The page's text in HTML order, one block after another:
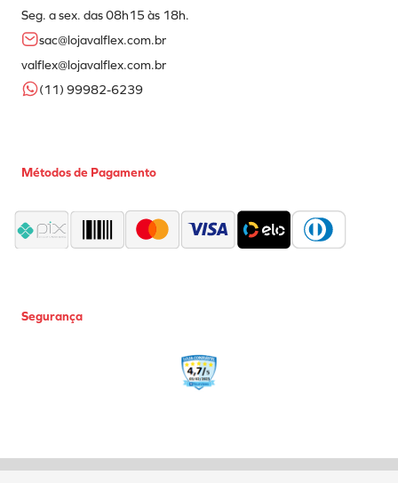
Seg. a sex. das 08h15 às 18h.
sac@lojavalflex.com.br
valflex@lojavalflex.com.br
(11) 99982-6239
Métodos de Pagamento
Segurança